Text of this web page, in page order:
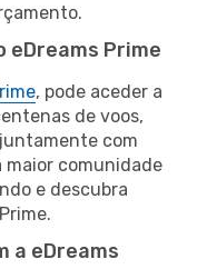
eDreams Prime
, pode aceder a
de voos,
com
comunidade
e descubra
a eDreams